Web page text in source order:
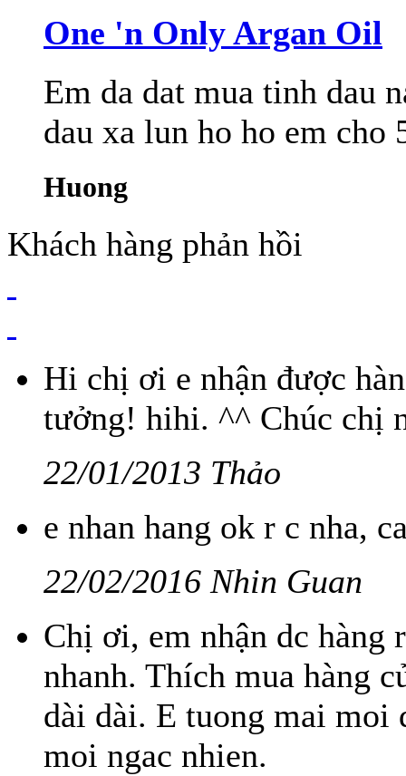
One 'n Only Argan Oil
Em da dat mua tinh dau
dau xa lun ho ho em cho
Huong
Khách hàng phản hồi
Hi chị ơi e nhận được
tưởng! hihi. ^^ Chúc chị
22/01/2013 Thảo
e nhan hang ok r c nha,
22/02/2016 Nhin Guan
Chị ơi, em nhận dc
nhanh. Thích mua hàng
dài dài. E tuong mai moi
moi ngac nhien.